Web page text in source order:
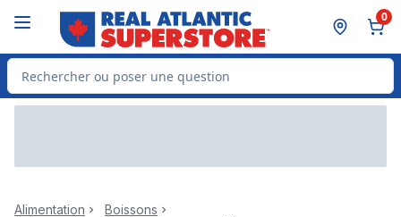
0
Rechercher des produits
Alimentation
Boissons